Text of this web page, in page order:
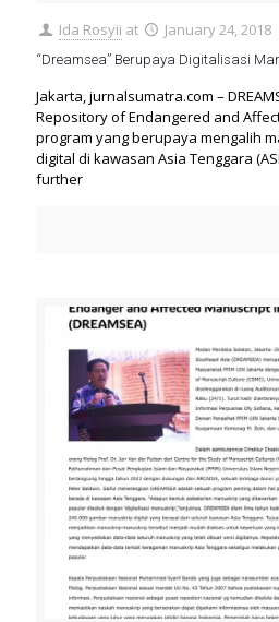
Ida Rosyii at January 24, 2018
“Dreamsea” Berupaya Digitalisasi
Jakarta, jurnalsumatra.com –
Repository of Endangered and
program yang berupaya mengalih
digital di kawasan Asia Tenggara
further